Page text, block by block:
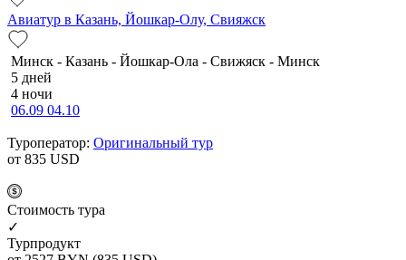
Авиатур в Казань, Йошкар-Олу, Свияжск
Минск - Казань - Йошкар-Ола - Свижяск - Минск
5 дней
4 ночи
06.09 04.10
Туроператор: Оригинальный тур
от 835 USD
Cтоимость тура
✓
Турпродукт